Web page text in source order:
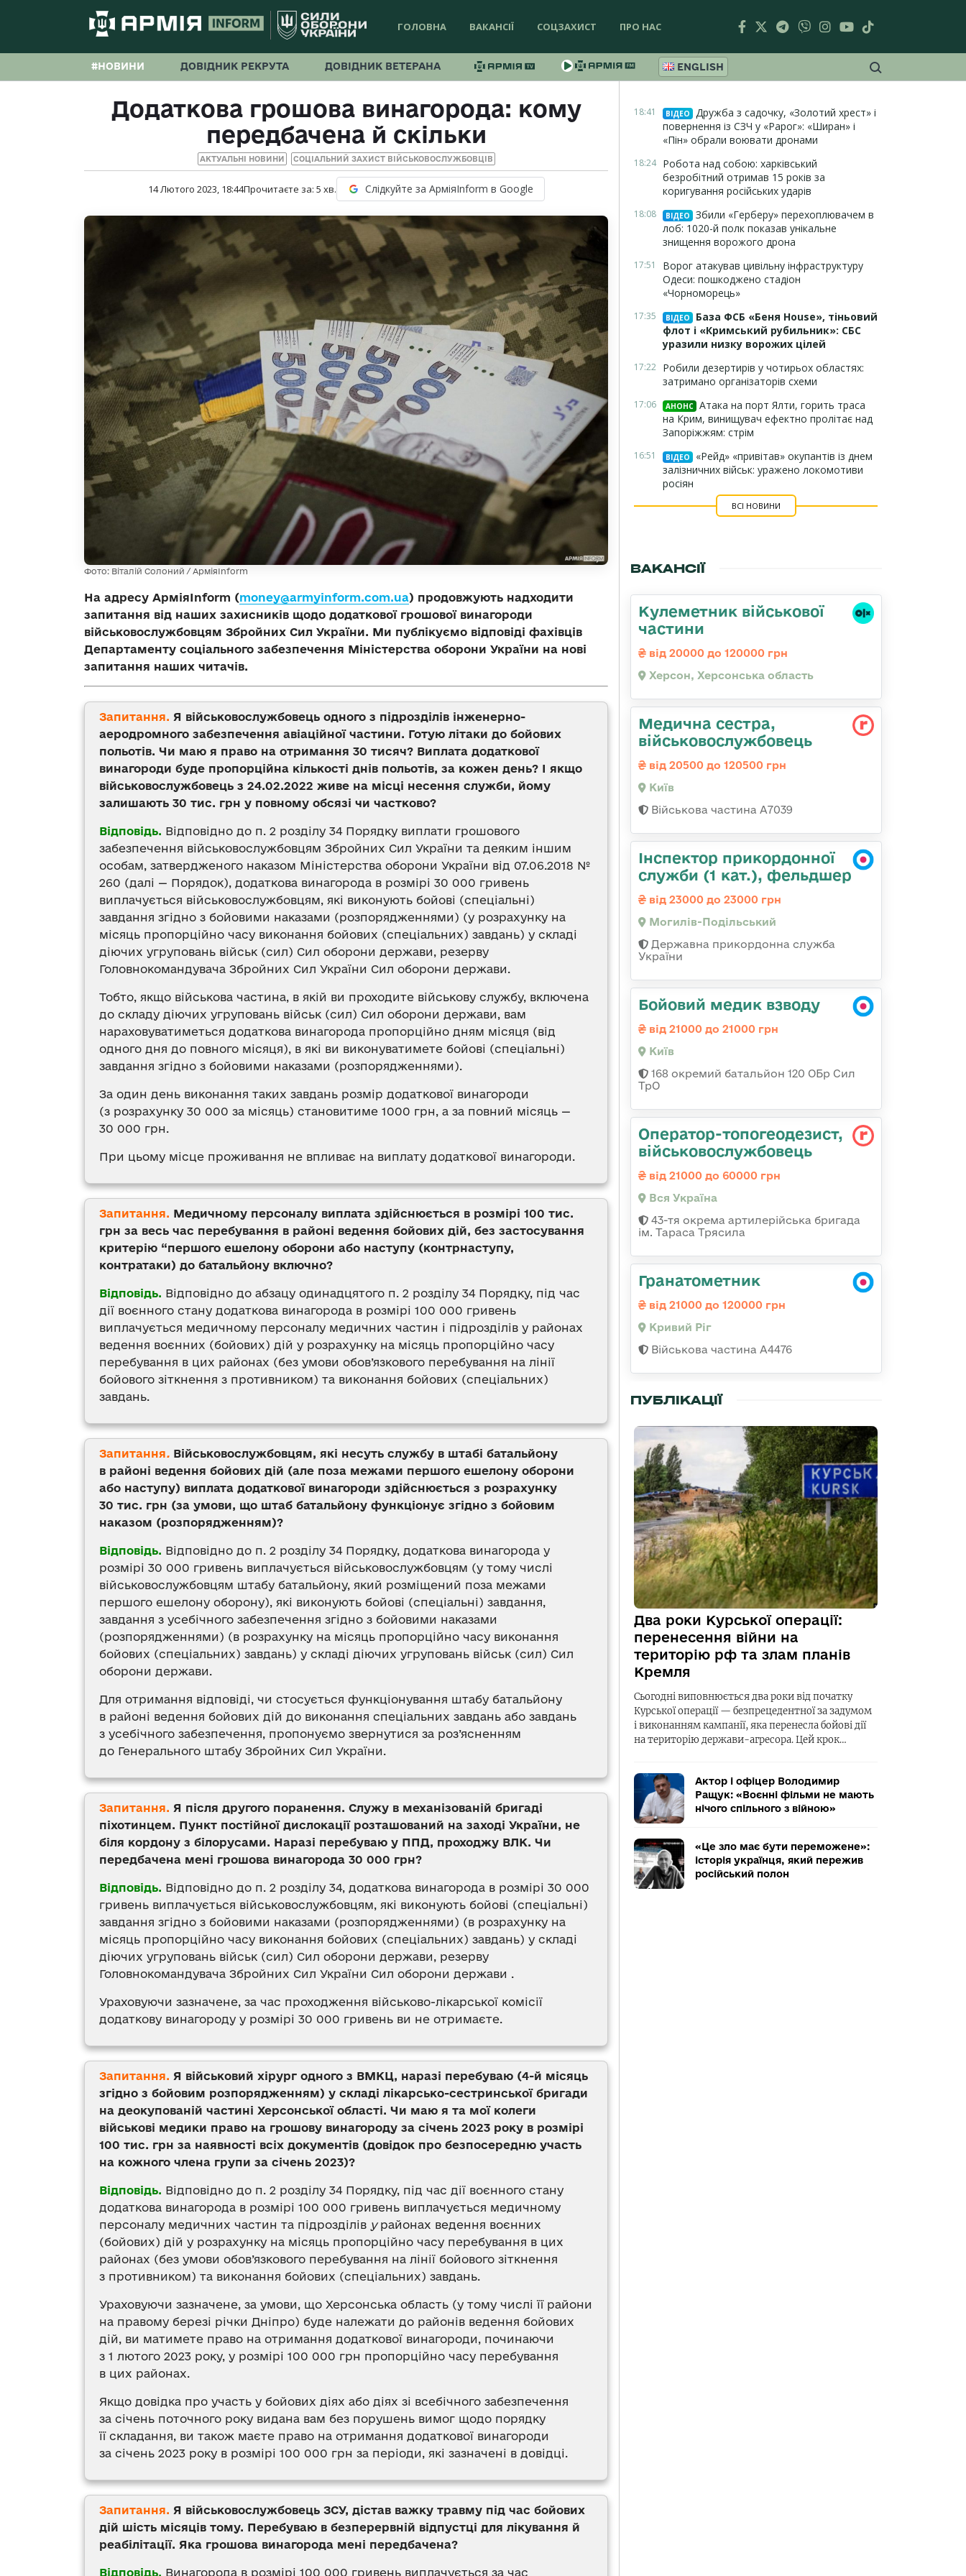
ГОЛОВНА ВАКАНСІЇ СОЦЗАХИСТ ПРО НАС
#НОВИНИ ДОВІДНИК РЕКРУТА ДОВІДНИК ВЕТЕРАНА ENGLISH
Додаткова грошова винагорода: кому
передбачена й скільки
АКТУАЛЬНІ НОВИНИ СОЦІАЛЬНИЙ ЗАХИСТ ВІЙСЬКОВОСЛУЖБОВЦІВ
14 Лютого 2023, 18:44Прочитаєте за: 5 хв. Слідкуйте за АрміяInform в Google
Фото: Віталій Солоний / АрміяInform
На адресу АрміяInform (money@armyinform.com.ua) продовжують надходити
запитання від наших захисників щодо додаткової грошової винагороди
військовослужбовцям Збройних Сил України. Ми публікуємо відповіді фахівців
Департаменту соціального забезпечення Міністерства оборони України на нові
запитання наших читачів.
Запитання. Я військовослужбовець одного з підрозділів інженерно-
аеродромного забезпечення авіаційної частини. Готую літаки до бойових
польотів. Чи маю я право на отримання 30 тисяч? Виплата додаткової
винагороди буде пропорційна кількості днів польотів, за кожен день? І якщо
військовослужбовець з 24.02.2022 живе на місці несення служби, йому
залишають 30 тис. грн у повному обсязі чи частково?
Відповідь. Відповідно до п. 2 розділу 34 Порядку виплати грошового
забезпечення військовослужбовцям Збройних Сил України та деяким іншим
особам, затвердженого наказом Міністерства оборони України від 07.06.2018 №
260 (далі — Порядок), додаткова винагорода в розмірі 30 000 гривень
виплачується військовослужбовцям, які виконують бойові (спеціальні)
завдання згідно з бойовими наказами (розпорядженнями) (у розрахунку на
місяць пропорційно часу виконання бойових (спеціальних) завдань) у складі
діючих угруповань військ (сил) Сил оборони держави, резерву
Головнокомандувача Збройних Сил України Сил оборони держави.
Тобто, якщо військова частина, в якій ви проходите військову службу, включена
до складу діючих угруповань військ (сил) Сил оборони держави, вам
нараховуватиметься додаткова винагорода пропорційно дням місяця (від
одного дня до повного місяця), в які ви виконуватимете бойові (спеціальні)
завдання згідно з бойовими наказами (розпорядженнями).
За один день виконання таких завдань розмір додаткової винагороди
(з розрахунку 30 000 за місяць) становитиме 1000 грн, а за повний місяць —
30 000 грн.
При цьому місце проживання не впливає на виплату додаткової винагороди.
Запитання. Медичному персоналу виплата здійснюється в розмірі 100 тис.
грн за весь час перебування в районі ведення бойових дій, без застосування
критерію “першого ешелону оборони або наступу (контрнаступу,
контратаки) до батальйону включно?
Відповідь. Відповідно до абзацу одинадцятого п. 2 розділу 34 Порядку, під час
дії воєнного стану додаткова винагорода в розмірі 100 000 гривень
виплачується медичному персоналу медичних частин і підрозділів у районах
ведення воєнних (бойових) дій у розрахунку на місяць пропорційно часу
перебування в цих районах (без умови обов’язкового перебування на лінії
бойового зіткнення з противником) та виконання бойових (спеціальних)
завдань.
Запитання. Військовослужбовцям, які несуть службу в штабі батальйону
в районі ведення бойових дій (але поза межами першого ешелону оборони
або наступу) виплата додаткової винагороди здійснюється з розрахунку
30 тис. грн (за умови, що штаб батальйону функціонує згідно з бойовим
наказом (розпорядженням)?
Відповідь. Відповідно до п. 2 розділу 34 Порядку, додаткова винагорода у
розмірі 30 000 гривень виплачується військовослужбовцям (у тому числі
військовослужбовцям штабу батальйону, який розміщений поза межами
першого ешелону оборону), які виконують бойові (спеціальні) завдання,
завдання з усебічного забезпечення згідно з бойовими наказами
(розпорядженнями) (в розрахунку на місяць пропорційно часу виконання
бойових (спеціальних) завдань) у складі діючих угруповань військ (сил) Сил
оборони держави.
Для отримання відповіді, чи стосується функціонування штабу батальйону
в районі ведення бойових дій до виконання спеціальних завдань або завдань
з усебічного забезпечення, пропонуємо звернутися за роз’ясненням
до Генерального штабу Збройних Сил України.
Запитання. Я після другого поранення. Служу в механізованій бригаді
піхотинцем. Пункт постійної дислокації розташований на заході України, не
біля кордону з білорусами. Наразі перебуваю у ППД, проходжу ВЛК. Чи
передбачена мені грошова винагорода 30 000 грн?
Відповідь. Відповідно до п. 2 розділу 34, додаткова винагорода в розмірі 30 000
гривень виплачується військовослужбовцям, які виконують бойові (спеціальні)
завдання згідно з бойовими наказами (розпорядженнями) (в розрахунку на
місяць пропорційно часу виконання бойових (спеціальних) завдань) у складі
діючих угруповань військ (сил) Сил оборони держави, резерву
Головнокомандувача Збройних Сил України Сил оборони держави .
Ураховуючи зазначене, за час проходження військово-лікарської комісії
додаткову винагороду у розмірі 30 000 гривень ви не отримаєте.
Запитання. Я військовий хірург одного з ВМКЦ, наразі перебуваю (4-й місяць
згідно з бойовим розпорядженням) у складі лікарсько-сестринської бригади
на деокупованій частині Херсонської області. Чи маю я та мої колеги
військові медики право на грошову винагороду за січень 2023 року в розмірі
100 тис. грн за наявності всіх документів (довідок про безпосередню участь
на кожного члена групи за січень 2023)?
Відповідь. Відповідно до п. 2 розділу 34 Порядку, під час дії воєнного стану
додаткова винагорода в розмірі 100 000 гривень виплачується медичному
персоналу медичних частин та підрозділів урайонах ведення воєнних
(бойових) дій у розрахунку на місяць пропорційно часу перебування в цих
районах (без умови обов’язкового перебування на лінії бойового зіткнення
з противником) та виконання бойових (спеціальних) завдань.
Ураховуючи зазначене, за умови, що Херсонська область (у тому числі її райони
на правому березі річки Дніпро) буде належати до районів ведення бойових
дій, ви матимете право на отримання додаткової винагороди, починаючи
з 1 лютого 2023 року, у розмірі 100 000 грн пропорційно часу перебування
в цих районах.
Якщо довідка про участь у бойових діях або діях зі всебічного забезпечення
за січень поточного року видана вам без порушень вимог щодо порядку
її складання, ви також маєте право на отримання додаткової винагороди
за січень 2023 року в розмірі 100 000 грн за періоди, які зазначені в довідці.
Запитання. Я військовослужбовець ЗСУ, дістав важку травму під час бойових
дій шість місяців тому. Перебуваю в безперервній відпустці для лікування й
реабілітації. Яка грошова винагорода мені передбачена?
Відповідь. Винагорода в розмірі 100 000 гривень виплачується за час
18:41 ВІДЕО
Дружба з садочку, «Золотий хрест» і
повернення із СЗЧ у «Рарог»: «Ширан» і
«Пін» обрали воювати дронами
18:24 Робота над собою: харківський
безробітний отримав 15 років за
коригування російських ударів
18:08 ВІДЕО
Збили «Герберу» перехоплювачем в
лоб: 1020-й полк показав унікальне
знищення ворожого дрона
17:51
Ворог атакував цивільну інфраструктуру
Одеси: пошкоджено стадіон
«Чорноморець»
17:35 ВІДЕО
База ФСБ «Беня House», тіньовий
флот і «Кримський рубильник»: СБС
уразили низку ворожих цілей
17:22 Робили дезертирів у чотирьох областях:
затримано організаторів схеми
17:06 АНОНС Атака на порт Ялти, горить траса
на Крим, винищувач ефектно пролітає над
Запоріжжям: стрім
16:51 ВІДЕО
«Рейд» «привітав» окупантів із днем
залізничних військ: уражено локомотиви
росіян
ВСІ НОВИНИ
ВАКАНСІЇ
Кулеметник військової
частини
від 20000 до 120000 грн
Херсон, Херсонська область
Медична сестра,
військовослужбовець
від 20500 до 120500 грн
Київ
Військова частина А7039
Інспектор прикордонної
служби (1 кат.), фельдшер
від 23000 до 23000 грн
Могилів-Подільський
Державна прикордонна служба
України
Бойовий медик взводу
від 21000 до 21000 грн
Київ
168 окремий батальйон 120 ОБр Cил
ТрО
Оператор-топогеодезист,
військовослужбовець
від 21000 до 60000 грн
Вся Україна
43-тя окрема артилерійська бригада
ім. Тараса Трясила
Гранатометник
від 21000 до 120000 грн
Кривий Ріг
Військова частина А4476
ПУБЛІКАЦІЇ
Два роки Курської операції:
перенесення війни на
територію рф та злам планів
Кремля
Сьогодні виповнюється два роки від початку
Курської операції — безпрецедентної за задумом
і виконанням кампанії, яка перенесла бойові дії
на територію держави-агресора. Цей крок…
Актор і офіцер Володимир
Ращук: «Воєнні фільми не мають
нічого спільного з війною»
«Це зло має бути переможене»:
історія українця, який пережив
російський полон